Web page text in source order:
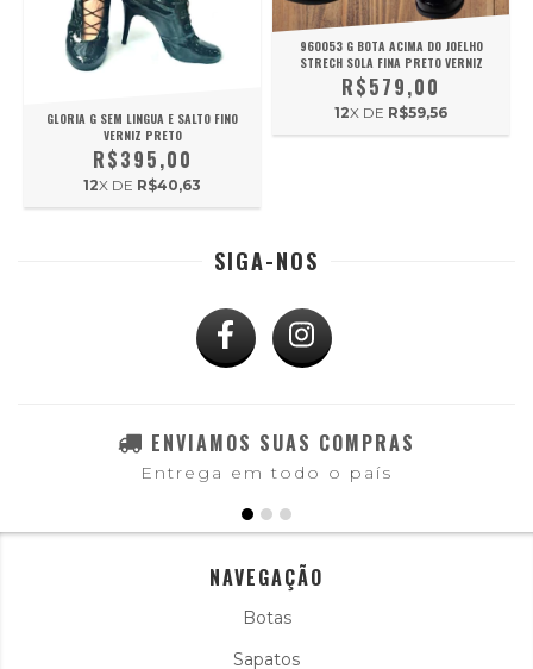
GLORIA G SEM LINGUA E SALTO FINO
VERNIZ PRETO
R$395,00
12X DE R$40,63
960053 G BOTA ACIMA DO JOELHO
STRECH SOLA FINA PRETO VERNIZ
R$579,00
12X DE R$59,56
SIGA-NOS
ENVIAMOS SUAS COMPRAS
Entrega em todo o país
NAVEGAÇÃO
Botas
Sapatos